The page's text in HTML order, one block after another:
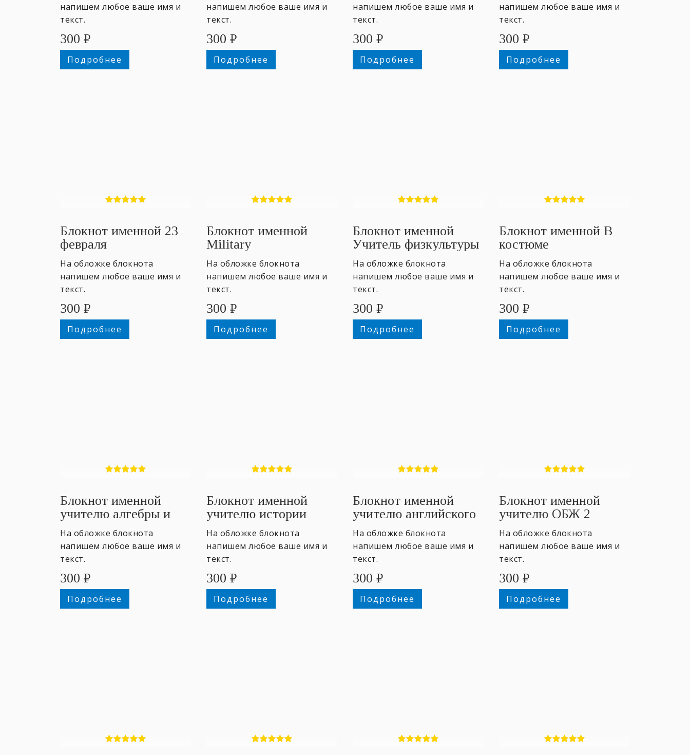
напишем любое ваше имя и
текст.
300 ₽
Подробнее
напишем любое ваше имя и
текст.
300 ₽
Подробнее
напишем любое ваше имя и
текст.
300 ₽
Подробнее
напишем любое ваше имя и
текст.
300 ₽
Подробнее
Блокнот именной 23
февраля
На обложке блокнота
напишем любое ваше имя и
текст.
300 ₽
Подробнее
Блокнот именной
Military
На обложке блокнота
напишем любое ваше имя и
текст.
300 ₽
Подробнее
Блокнот именной
Учитель физкультуры
На обложке блокнота
напишем любое ваше имя и
текст.
300 ₽
Подробнее
Блокнот именной В
костюме
На обложке блокнота
напишем любое ваше имя и
текст.
300 ₽
Подробнее
Блокнот именной
учителю алгебры и
геометрии
На обложке блокнота
напишем любое ваше имя и
текст.
300 ₽
Подробнее
Блокнот именной
учителю истории
На обложке блокнота
напишем любое ваше имя и
текст.
300 ₽
Подробнее
Блокнот именной
учителю английского
#4
На обложке блокнота
напишем любое ваше имя и
текст.
300 ₽
Подробнее
Блокнот именной
учителю ОБЖ 2
На обложке блокнота
напишем любое ваше имя и
текст.
300 ₽
Подробнее